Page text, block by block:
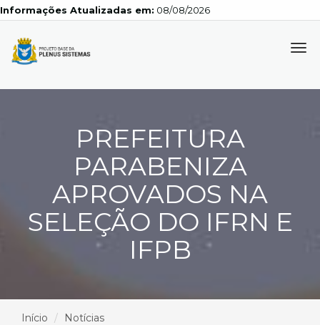
Atualizadas em: 08/08/2026
PREFEITURA
PARABENIZA
APROVADOS NA
SELEÇÃO DO IFRN E
IFPB
Início
Notícias